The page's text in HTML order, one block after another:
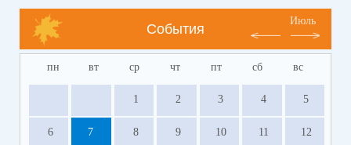
События
Июль
пн вт ср чт пт сб вс
1 2 3 4 5
6 7 8 9 10 11 12